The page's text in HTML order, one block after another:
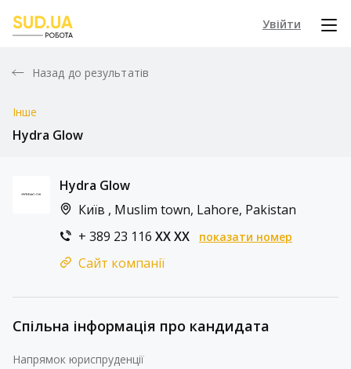
Увійти
Назад до результатів
Інше
Hydra Glow
Hydra Glow
Київ , Muslim town, Lahore, Pakistan
+ 389 23 116 XX XX показати номер
Сайт компанії
Спільна інформація про кандидата
Напрямок юриспруденції